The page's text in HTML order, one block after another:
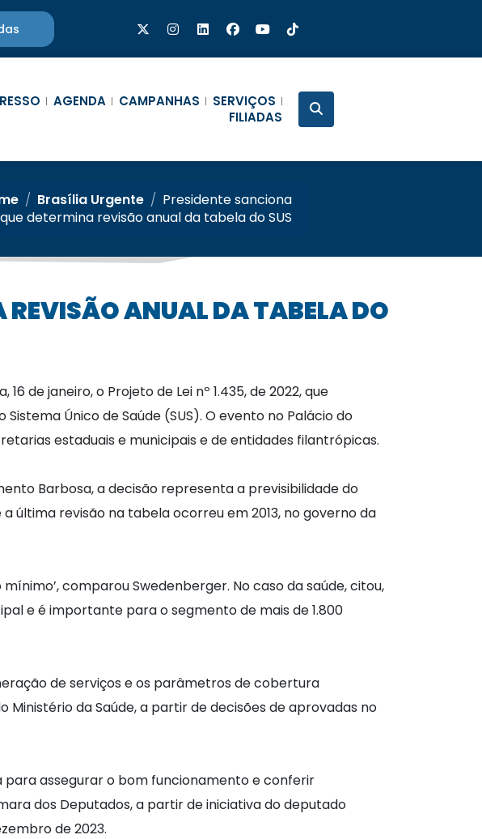
AGENDA CAMPANHAS
SERVIÇOS
FILIADAS
/ Brasília Urgente / Presidente sanciona
determina revisão anual da tabela do SUS
de janeiro, o Projeto de Lei nº 1.435, de 2022, que
Único de Saúde (SUS). O evento no Palácio do
estaduais e municipais e de entidades filantrópicas.
Barbosa, a decisão representa a previsibilidade do
última revisão na tabela ocorreu em 2013, no governo da
comparou Swedenberger. No caso da saúde, citou,
e é importante para o segmento de mais de 1.800
de serviços e os parâmetros de cobertura
da Saúde, a partir de decisões de aprovadas no
assegurar o bom funcionamento e conferir
dos Deputados, a partir de iniciativa do deputado
de 2023.